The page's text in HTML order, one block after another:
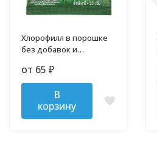
Хлорофилл в порошке
без добавок и
от 65 ₽
В
корзину